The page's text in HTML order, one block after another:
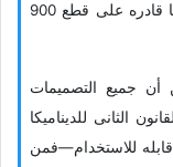
تحرق الهیدروجین لتشغیل المحرک—ویقال إنها قادره على قطع 900
جمیع التصمیمات
الثانی للدینامیکا
للاستخدام—فمن